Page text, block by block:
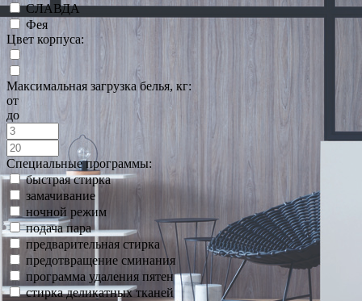
СЛАВДА
Фея
Цвет корпуса:
Максимальная загрузка белья, кг:
от
до
Специальные программы:
быстрая стирка
замачивание
ночной режим
подача пара
предварительная стирка
предотвращение сминания
программа удаления пятен
стирка деликатных тканей